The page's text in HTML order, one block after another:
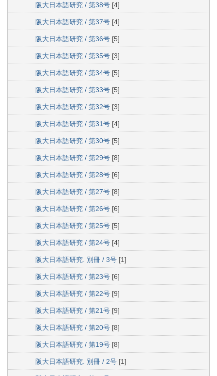
阪大日本語研究 / 第38号 [4]
阪大日本語研究 / 第37号 [4]
阪大日本語研究 / 第36号 [5]
阪大日本語研究 / 第35号 [3]
阪大日本語研究 / 第34号 [5]
阪大日本語研究 / 第33号 [5]
阪大日本語研究 / 第32号 [3]
阪大日本語研究 / 第31号 [4]
阪大日本語研究 / 第30号 [5]
阪大日本語研究 / 第29号 [8]
阪大日本語研究 / 第28号 [6]
阪大日本語研究 / 第27号 [8]
阪大日本語研究 / 第26号 [6]
阪大日本語研究 / 第25号 [5]
阪大日本語研究 / 第24号 [4]
阪大日本語研究. 別冊 / 3号 [1]
阪大日本語研究 / 第23号 [6]
阪大日本語研究 / 第22号 [9]
阪大日本語研究 / 第21号 [9]
阪大日本語研究 / 第20号 [8]
阪大日本語研究 / 第19号 [8]
阪大日本語研究. 別冊 / 2号 [1]